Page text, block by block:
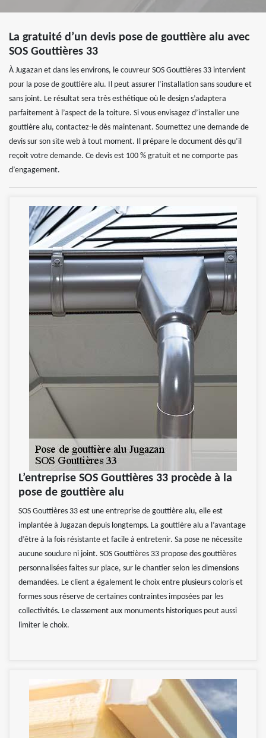
La gratuité d’un devis pose de gouttière alu avec
SOS Gouttières 33
À Jugazan et dans les environs, le couvreur SOS Gouttières 33 intervient
pour la pose de gouttière alu. Il peut assurer l’installation sans soudure et
sans joint. Le résultat sera très esthétique où le design s’adaptera
parfaitement à l’aspect de la toiture. Si vous envisagez d’installer une
gouttière alu, contactez-le dès maintenant. Soumettez une demande de
devis sur son site web à tout moment. Il prépare le document dès qu’il
reçoit votre demande. Ce devis est 100 % gratuit et ne comporte pas
d’engagement.
L’entreprise SOS Gouttières 33 procède à la
pose de gouttière alu
SOS Gouttières 33 est une entreprise de gouttière alu, elle est
implantée à Jugazan depuis longtemps. La gouttière alu a l’avantage
d’être à la fois résistante et facile à entretenir. Sa pose ne nécessite
aucune soudure ni joint. SOS Gouttières 33 propose des gouttières
personnalisées faites sur place, sur le chantier selon les dimensions
demandées. Le client a également le choix entre plusieurs coloris et
formes sous réserve de certaines contraintes imposées par les
collectivités. Le classement aux monuments historiques peut aussi
limiter le choix.